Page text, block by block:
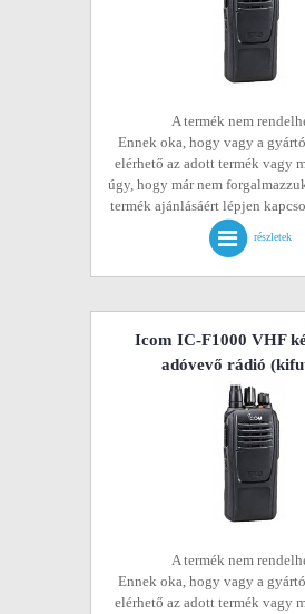
A termék nem
Ennek oka, hogy vagy a
elérhető az adott termék vagy
úgy, hogy már nem
termék ajánlásáért lépjen
részletek
Icom IC-F1000 VHF
adóvevő rádió
A termék nem
Ennek oka, hogy vagy a
elérhető az adott termék vagy